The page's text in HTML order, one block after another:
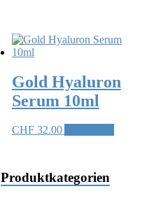
Gold Hyaluron
Serum 10ml
CHF32.00
Produktkategorien